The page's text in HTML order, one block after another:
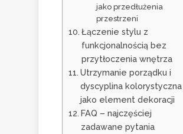
jako przedłużenia
przestrzeni
Łączenie stylu z
funkcjonalnością bez
przytłoczenia wnętrza
Utrzymanie porządku i
dyscyplina kolorystyczna
jako element dekoracji
FAQ – najczęściej
zadawane pytania